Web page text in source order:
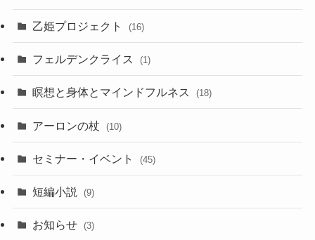
乙姫プロジェクト (16)
フェルデンクライス (1)
瞑想と身体とマインドフルネス (18)
アーロンの杖 (10)
セミナー・イベント (45)
短編小説 (9)
お知らせ (3)